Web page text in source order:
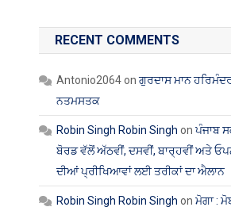
RECENT COMMENTS
Antonio2064onਗੁਰਦਾਸ ਮਾਨ
ਨਤਮਸਤਕ
Robin Singh Robin Singh onਪੰਜਾਬ
ਬੋਰਡ ਵੱਲੋਂ ਅੱਠਵੀਂ, ਦਸਵੀਂ, ਬਾਰ੍ਹਵੀਂ ਅਤੇ
ਦੀਆਂ ਪ੍ਰੀਖਿਆਵਾਂ ਲਈ ਤਰੀਕਾਂ ਦਾ ਐਲਾਨ
Robin Singh Robin Singh onਮੋਗਾ :